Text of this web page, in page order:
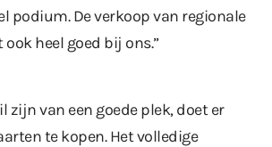
podium. De verkoop van regionale
heel goed bij ons.”
zijn van een goede plek, doet er
te kopen. Het volledige